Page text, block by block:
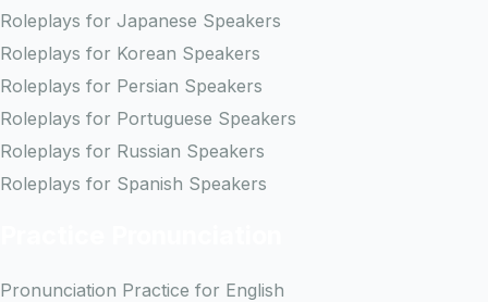
Roleplays for Japanese Speakers
Roleplays for Korean Speakers
Roleplays for Persian Speakers
Roleplays for Portuguese Speakers
Roleplays for Russian Speakers
Roleplays for Spanish Speakers
Pronunciation Practice for English